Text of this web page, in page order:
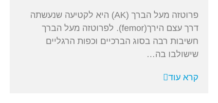
פרוטזה מעל הברך (AK) היא לקטיעה שנעשתה
דרך עצם הירך(femor). לפרוטזה מעל הברך
חשיבות רבה בסוג הברכיים וכפות הרגליים
שישולבו בה…
קרא עוד